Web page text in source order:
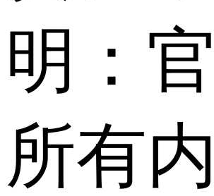
明：
所有内